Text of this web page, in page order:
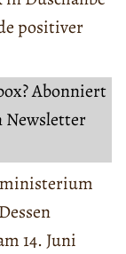
positiver
Abonniert
Newsletter
14. Juni